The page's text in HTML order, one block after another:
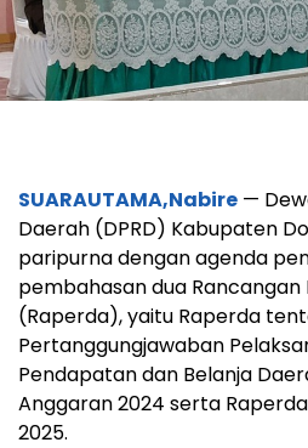
SUARAUTAMA,Nabire —
Daerah (DPRD) Kabupaten
paripurna dengan agenda
pembahasan dua
(Raperda), yaitu Raperda
Pertanggungjawaban
Pendapatan dan Belanja
Anggaran 2024 serta
2025.